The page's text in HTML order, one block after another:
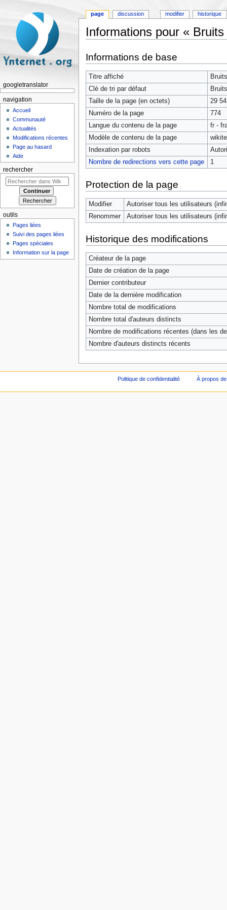
Informations pour «
Informations de base
Titre affiché
Clé de tri par défaut
Taille de la page (en octets)
29
Numéro de la page
774
Langue du contenu de la page
fr -
Modèle de contenu de la page
Indexation par robots
Nombre de redirections vers cette page
1
Protection de la page
Modifier
Autoriser tous les utilisateurs
Renommer
Autoriser tous les utilisateurs
Historique des modifications
Créateur de la page
Date de création de la page
Dernier contributeur
Date de la dernière modification
Nombre total de modifications
Nombre total d'auteurs distincts
Nombre de modifications récentes (dans les
Nombre d'auteurs distincts récents
page discussion modifier historique
googletranslator
navigation
Accueil
Communauté
Actualités
Modifications récentes
Page au hasard
Aide
rechercher
outils
Pages liées
Suivi des pages liées
Pages spéciales
Information sur la page
Politique de confidentialité À propos